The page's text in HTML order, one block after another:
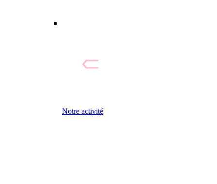
Notre activité